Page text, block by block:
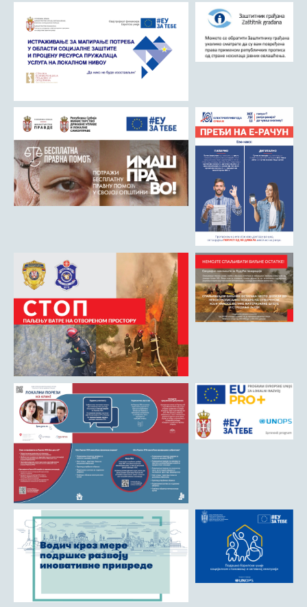
Манастир Св. Николај Српски
Манастир Свете Тројице
Црква Светог Преображења
Црква Св. апостола Петра и Павла
Црква брвнара у Доњој Оровици
Дрина
Врхпоље - Етно село
Бобија
КОНТАКТ
Општина Љубовија
Матична служба
Урбанизам и грађевинарство
Борачко-инвалидска заштита
Друштвена брига о деци
Служба за пољопривреду, водопривреду и заштиту животне
средине
Приватно предузетништво
Бирачки списак